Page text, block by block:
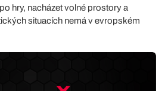
hry, nacházet volné prostory a
situacích nemá v evropském